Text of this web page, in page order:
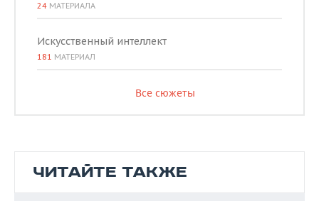
24 МАТЕРИАЛА
Искусственный интеллект
181 МАТЕРИАЛ
Все сюжеты
ЧИТАЙТЕ ТАКЖЕ